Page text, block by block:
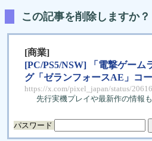
この記事を削除しますか？
[商業]
[PC/PS5/NSW] 「電撃ゲーム
グ「ゼランフォースAE」コ
https://x.com/pixel_japan/status/
先行実機プレイや最新作の情報
パスワード